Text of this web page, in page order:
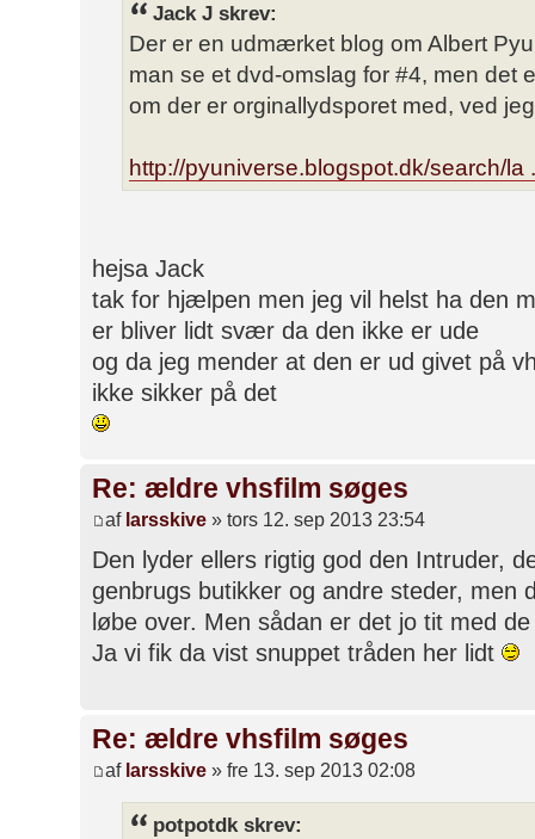
Jack J skrev:
Der er en udmærket blog om Albert
man se et dvd-omslag for #4, men det
om der er orginallydsporet med, ved
http://pyuniverse.blogspot.dk/search/la
hejsa Jack
tak for hjælpen men jeg vil helst ha den
er bliver lidt svær da den ikke er ude
og da jeg mender at den er ud givet på
ikke sikker på det
Re: ældre vhsfilm søges
af larsskive » tors 12. sep 2013 23:54
Den lyder ellers rigtig god den Intruder,
genbrugs butikker og andre steder, men
løbe over. Men sådan er det jo tit med
Ja vi fik da vist snuppet tråden her lidt
Re: ældre vhsfilm søges
af larsskive » fre 13. sep 2013 02:08
potpotdk skrev: